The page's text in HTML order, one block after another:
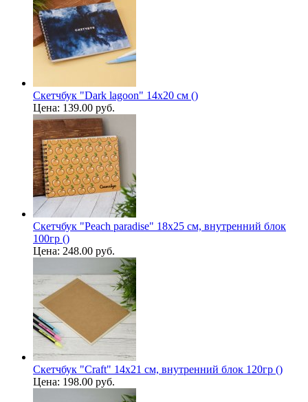
Скетчбук "Dark lagoon" 14х20 см ()
Цена: 139.00 руб.
Скетчбук "Peach paradise" 18х25 см, внутренний блок
100гр ()
Цена: 248.00 руб.
Скетчбук "Craft" 14х21 см, внутренний блок 120гр ()
Цена: 198.00 руб.